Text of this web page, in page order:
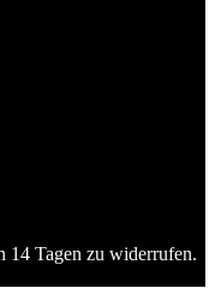
14 Tagen zu widerrufen.